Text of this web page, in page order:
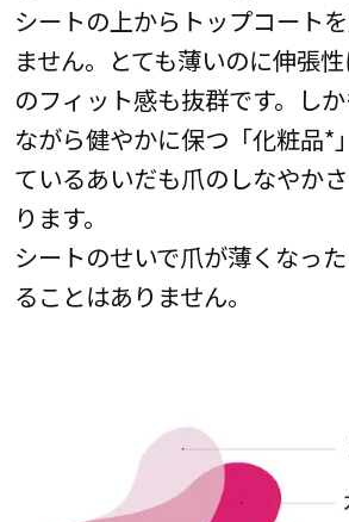
シートの上からトップコート
ません。とても薄いのに伸張
のフィット感も抜群です。し
ながら健やかに保つ「化粧品*
ているあいだも爪のしなやか
ります。
シートのせいで爪が薄くなっ
ることはありません。